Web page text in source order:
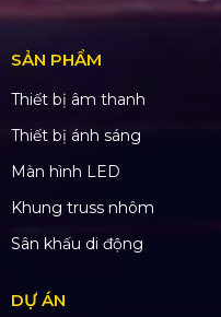
SẢN PHẨM
Thiết bị âm thanh
Thiết bị ánh sáng
Màn hình LED
Khung truss nhôm
Sân khấu di động
DỰ ÁN